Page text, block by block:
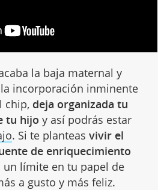
la baja maternal y
incorporación inminente
chip, deja organizada tu
tu hijo y así podrás estar
. Si te planteas vivir el
de enriquecimiento
límite en tu papel de
a gusto y más feliz.